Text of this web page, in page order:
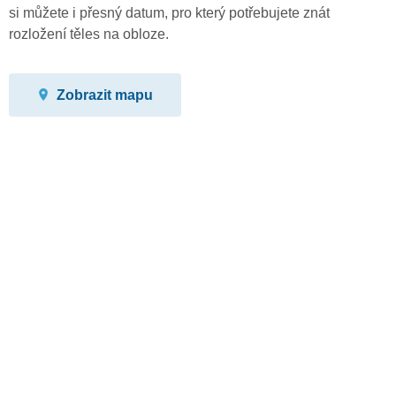
si můžete i přesný datum, pro který potřebujete znát
rozložení těles na obloze.
Zobrazit mapu